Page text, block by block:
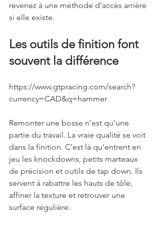
revenez à une méthode d’accès arrière
si elle existe.
Les outils de finition font
souvent la différence
https://www.gtpracing.com/search?
currency=CAD&q=hammer
Remonter une bosse n’est qu’une
partie du travail. La vraie qualité se voit
dans la finition. C’est là qu’entrent en
jeu les knockdowns, petits marteaux
de précision et outils de tap down. Ils
servent à rabattre les hauts de tôle,
affiner la texture et retrouver une
surface régulière.